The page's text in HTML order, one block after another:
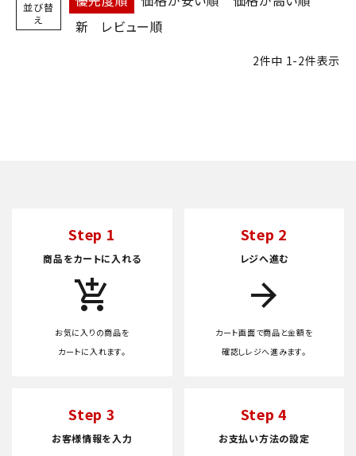
並び替
え
新
レビュー順
2件中 1-2件表示
Step 1
商品をカートに入れる
add_shopping_cart
お気に入りの商品を
カートに入れます。
Step 2
レジへ進む
arrow_forward
カート画面で商品と金額を
確認しレジへ進みます。
Step 3
お客様情報を入力
Step 4
お支払い方法の設定